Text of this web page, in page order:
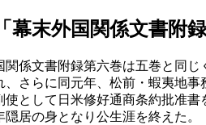
幕末外国関係文書附録
関係文書附録第六巻は五巻と同
、さらに同元年、松前・蝦夷地
使として日米修好通商条約批准
居の身となり公生涯を終えた。